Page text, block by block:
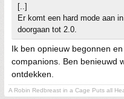
[..]
Er komt een hard mode aan
doorgaan tot 2.0.
Ik ben opnieuw begonnen
companions. Ben benieuwd
ontdekken.
A Robin Redbreast in a Cage Puts all